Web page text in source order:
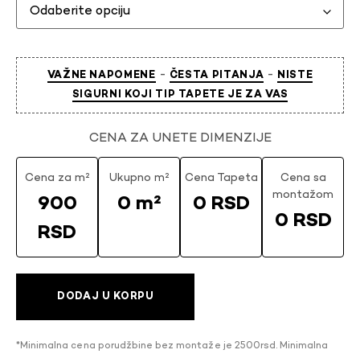
VAŽNE NAPOMENE - ČESTA PITANJA -
NISTE
SIGURNI KOJI TIP TAPETE JE ZA VAS
CENA ZA UNETE DIMENZIJE
Cena za m²
900
RSD
Ukupno m²
0 m²
Cena Tapeta
0 RSD
Cena sa
montažom
0 RSD
DODAJ U KORPU
*Minimalna cena porudžbine bez montaže je 2500rsd. Minimalna